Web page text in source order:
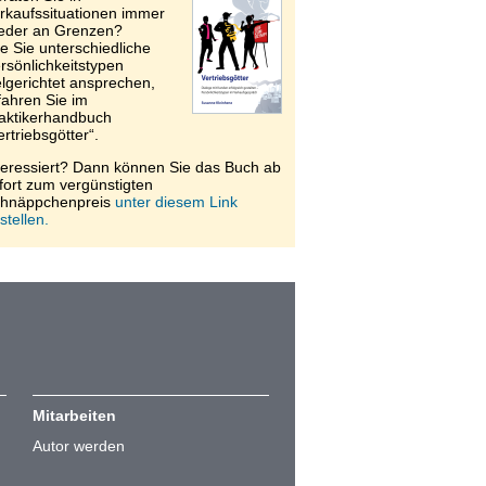
immer
an Grenzen?
Sie unterschiedliche
ansprechen,
Sie im
Dann können Sie das Buch ab
zum vergünstigten
unter diesem Link
Mitarbeiten
Autor werden